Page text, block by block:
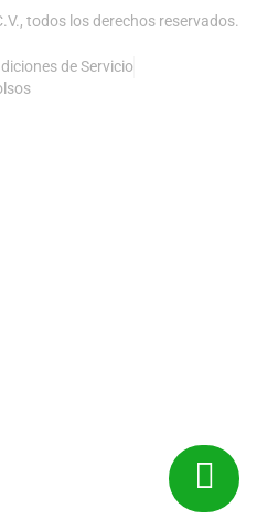
todos los derechos reservados.
de Servicio